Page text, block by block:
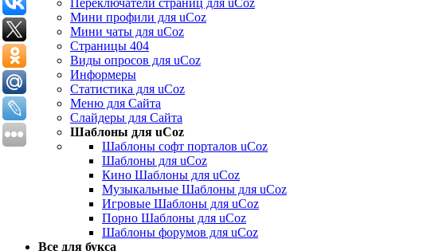
Мини профили для uCoz
Мини чаты для uCoz
Страницы 404
Виды опросов для uCoz
Информеры
Статистика для uCoz
Меню для Сайта
Слайдеры для Сайта
Шаблоны для uCoz
Шаблоны софт порталов uCoz
Шаблоны для uCoz
Кино Шаблоны для uCoz
Музыкальные Шаблоны для uCoz
Игровые Шаблоны для uCoz
Порно Шаблоны для uCoz
Шаблоны форумов для uCoz
Все для букса